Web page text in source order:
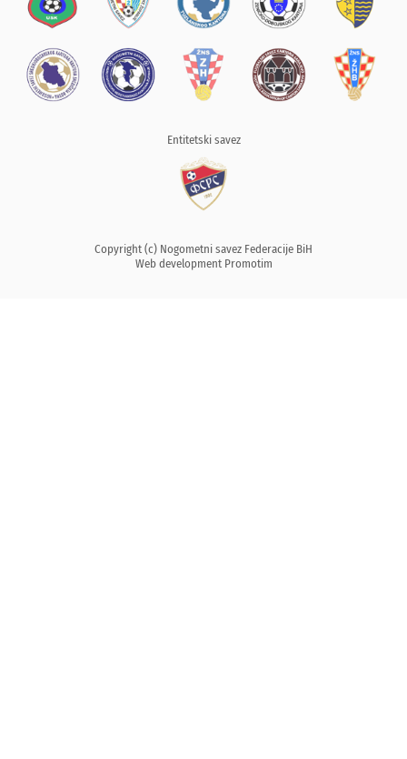
Entitetski savez
Copyright (c) Nogometni savez Federacije BiH
Web development Promotim